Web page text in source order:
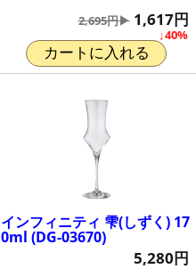
↓40%
2,695円▶ 1,617円
カートに入れる
インフィニティ 雫(しずく) 17
0ml (DG-03670)
5,280円